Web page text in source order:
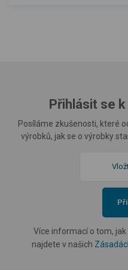
Přihlásit se
Posíláme zkušenosti, které
výrobků, jak se o výrobky
Více informací o tom,
najdete v našich